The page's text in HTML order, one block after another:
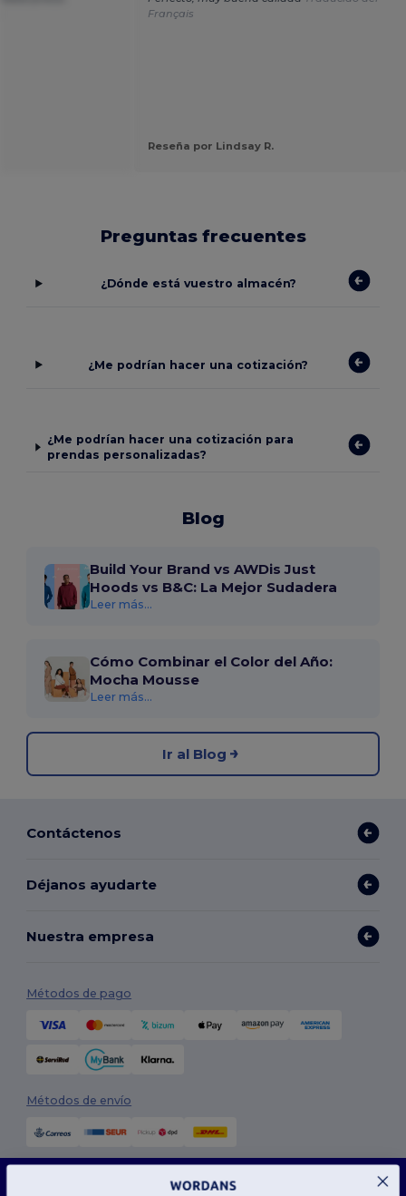
Français
Reseña por Lindsay R.
Preguntas frecuentes
¿Dónde está vuestro almacén?
¿Me podrían hacer una cotización?
¿Me podrían hacer una cotización para
prendas personalizadas?
Blog
Build Your Brand vs AWDis Just
Hoods vs B&C: La Mejor Sudadera
Leer más...
Cómo Combinar el Color del Año:
Mocha Mousse
Leer más...
Ir al Blog
Contáctenos
Déjanos ayudarte
Nuestra empresa
Métodos de pago
Métodos de envío
Este sitio web utiliza cookies